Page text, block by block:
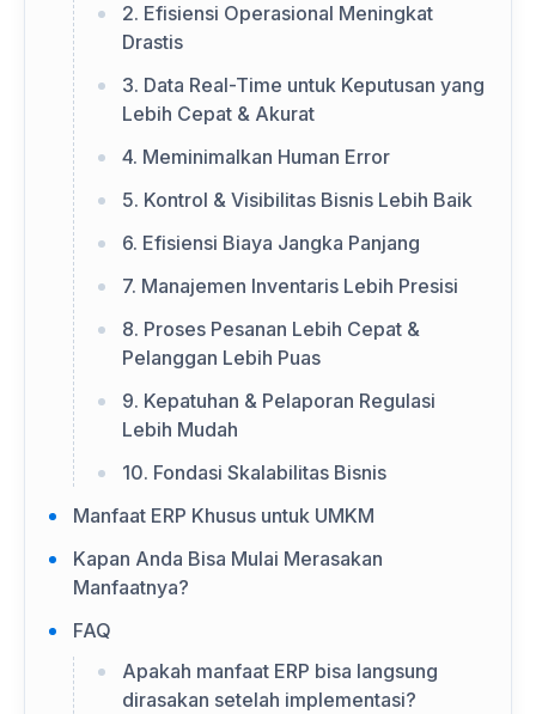
2. Efisiensi Operasional Meningkat
Drastis
3. Data Real-Time untuk Keputusan yang
Lebih Cepat & Akurat
4. Meminimalkan Human Error
5. Kontrol & Visibilitas Bisnis Lebih Baik
6. Efisiensi Biaya Jangka Panjang
7. Manajemen Inventaris Lebih Presisi
8. Proses Pesanan Lebih Cepat &
Pelanggan Lebih Puas
9. Kepatuhan & Pelaporan Regulasi
Lebih Mudah
10. Fondasi Skalabilitas Bisnis
Manfaat ERP Khusus untuk UMKM
Kapan Anda Bisa Mulai Merasakan
Manfaatnya?
FAQ
Apakah manfaat ERP bisa langsung
dirasakan setelah implementasi?